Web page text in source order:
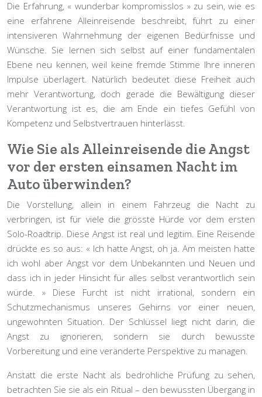
Die Erfahrung, « wunderbar kompromisslos » zu sein, wie es
eine erfahrene Alleinreisende beschreibt, führt zu einer
intensiveren Wahrnehmung der eigenen Bedürfnisse und
Wünsche. Sie lernen sich selbst auf einer fundamentalen
Ebene neu kennen, weil keine fremde Stimme Ihre inneren
Impulse überlagert. Natürlich bedeutet diese Freiheit auch
mehr Verantwortung, doch gerade die Bewältigung dieser
Verantwortung ist es, die am Ende ein tiefes Gefühl von
Kompetenz und Selbstvertrauen hinterlässt.
Wie Sie als Alleinreisende die Angst
vor der ersten einsamen Nacht im
Auto überwinden?
Die Vorstellung, allein in einem Fahrzeug die Nacht zu
verbringen, ist für viele die grösste Hürde vor dem ersten
Solo-Roadtrip. Diese Angst ist real und legitim. Eine Reisende
drückte es so aus: « Ich hatte Angst, oh ja. Am meisten hatte
ich wohl aber Angst vor dem Unbekannten und Neuen und
dass ich in jeder Hinsicht für alles selbst verantwortlich sein
würde. » Diese Furcht ist nicht irrational, sondern ein
Schutzmechanismus unseres Gehirns vor einer neuen,
ungewohnten Situation. Der Schlüssel liegt nicht darin, die
Angst zu ignorieren, sondern sie durch bewusste
Vorbereitung und eine veränderte Perspektive zu managen.
Anstatt die erste Nacht als bedrohliche Prüfung zu sehen,
betrachten Sie sie als ein Ritual – den bewussten Übergang in